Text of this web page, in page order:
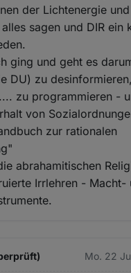
der Lichtenergie
sagen und DIR ein
ging und geht es
DU) zu desinformieren,
zu programmieren -
von
zur rationalen
abrahamitischen
Irrlehren - Macht-
Mo. 22